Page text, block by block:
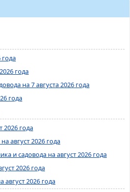
года
года
на 7 августа 2026 года
года
2026 года
август 2026 года
и садовода на август 2026 года
2026 года
2026 года